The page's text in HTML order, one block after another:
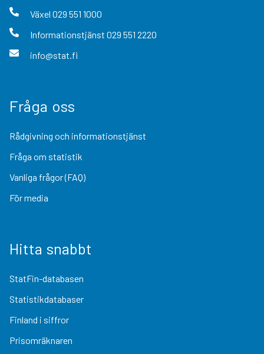
Växel 029 551 1000
Informationstjänst 029 551 2220
info@stat.fi
Fråga oss
Rådgivning och informationstjänst
Fråga om statistik
Vanliga frågor (FAQ)
För media
Hitta snabbt
StatFin-databasen
Statistikdatabaser
Finland i siffror
Prisomräknaren